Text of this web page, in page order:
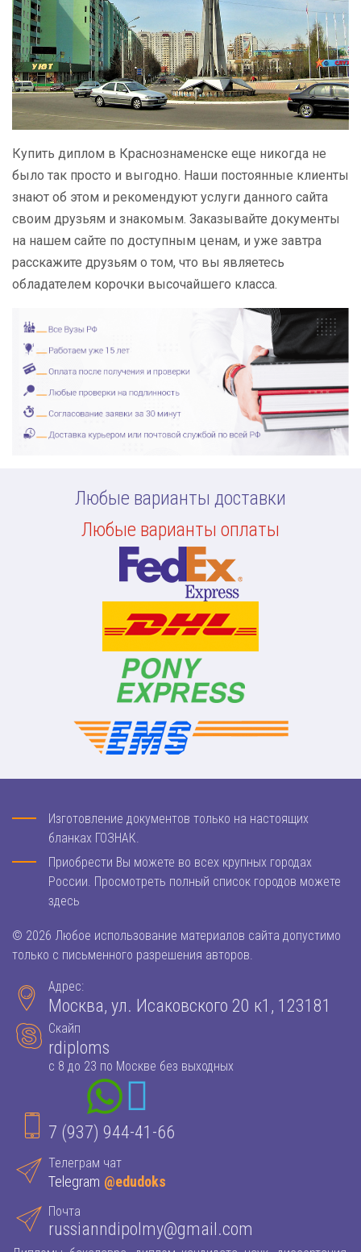
Купить диплом в Краснознаменске еще никогда не
было так просто и выгодно. Наши постоянные клиенты
знают об этом и рекомендуют услуги данного сайта
своим друзьям и знакомым. Заказывайте документы
на нашем сайте по доступным ценам, и уже завтра
расскажите друзьям о том, что вы являетесь
обладателем корочки высочайшего класса.
Любые варианты доставки
Любые варианты оплаты
Изготовление документов только на настоящих
бланках ГОЗНАК.
Приобрести Вы можете во всех крупных городах
России. Просмотреть полный список городов можете
здесь
© 2026 Любое использование материалов сайта допустимо
только с письменного разрешения авторов.
Адрес:
Москва, ул. Исаковского 20 к1, 123181
Скайп
rdiploms
с 8 до 23 по Москве без выходных
7 (937) 944-41-66
Телеграм чат
Telegram @edudoks
Почта
russianndipolmy@gmail.com